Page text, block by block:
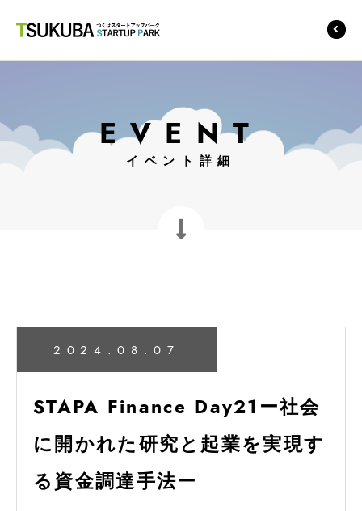
EVENT
イベント詳細
2024.08.07
STAPA Finance Day21ー社会
に開かれた研究と起業を実現す
る資金調達手法ー